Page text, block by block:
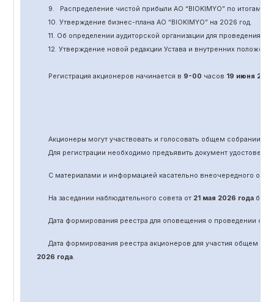
9.
Распределение чистой прибыли АО “BIOKIMYO”по итогам
10. Утверждение бизнес-плана АО “BIOKIMYO”на 2026 год.
11. Об определении аудиторской организации для проведения
12. Утверждение новой редакции Устава и внутренних
Регистрация акционеров начинается в 9-00 часов 19 июня 202
Акционеры могут участвовать и голосовать общем собрании
Для регистрации необходимо предъявить документ
С материалами и информацией касательно внеочередного
На заседании наблюдательного совета от 21 мая 2026 годабыло
Дата формирования реестра для оповещения о проведении
Дата формирования реестра акционеров для участия общем
2026 года.